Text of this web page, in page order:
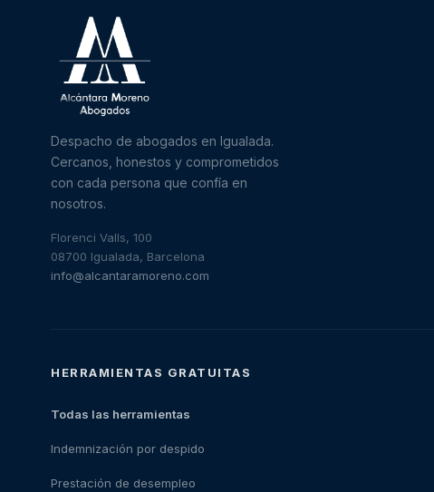
Despacho de abogados en Igualada.
Cercanos, honestos y comprometidos
con cada persona que confía en
nosotros.
Florenci Valls, 100
08700 Igualada, Barcelona
info@alcantaramoreno.com
HERRAMIENTAS GRATUITAS
Todas las herramientas
Indemnización por despido
Prestación de desempleo